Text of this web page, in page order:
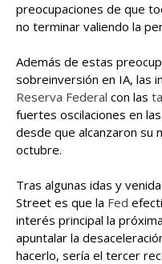
preocupaciones de que
no terminar valiendo la
Además de estas
sobreinversión en IA, las
Reserva Federal con las
fuertes oscilaciones en
desde que alcanzaron su
octubre.
Tras algunas idas y
Street es que la Fed
interés principal la
apuntalar la
hacerlo, sería el tercer